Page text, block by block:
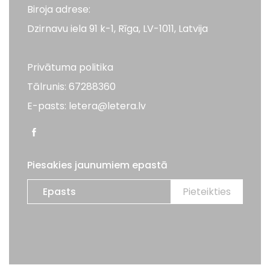
Biroja adrese:
Dzirnavu iela 91 k-1, Rīga, LV-1011, Latvija
Privātuma politika
Tālrunis: 67288360
E-pasts: letera@letera.lv
Piesakies jaunumiem epastā